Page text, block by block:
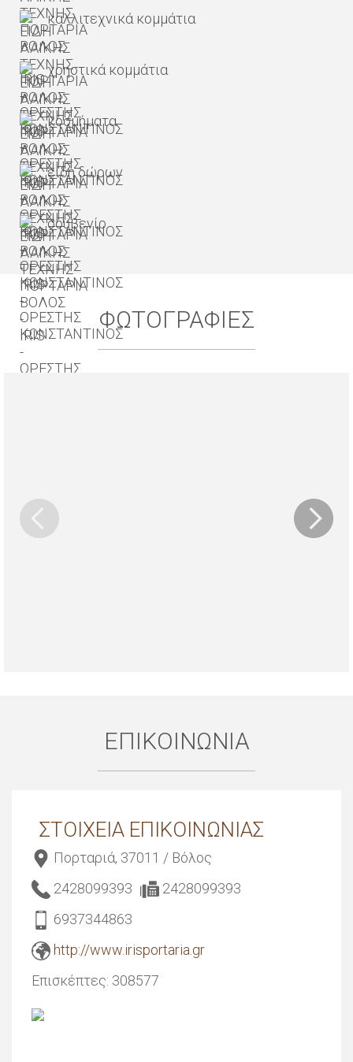
καλλιτεχνικά κομμάτια
χρηστικά κομμάτια
κοσμήματα
είδη δώρων
σουβενίρ
ΦΩΤΟΓΡΑΦΙΕΣ
ΕΠΙΚΟΙΝΩΝΙΑ
ΣΤΟΙΧΕΙΑ ΕΠΙΚΟΙΝΩΝΙΑΣ
Πορταριά, 37011 / Βόλος
2428099393
2428099393
6937344863
http://www.irisportaria.gr
Επισκέπτες: 308577